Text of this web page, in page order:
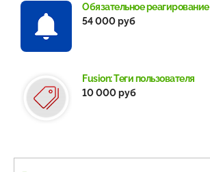
Обязательное реагирование
54 000 руб
Fusion: Теги пользователя
10 000 руб